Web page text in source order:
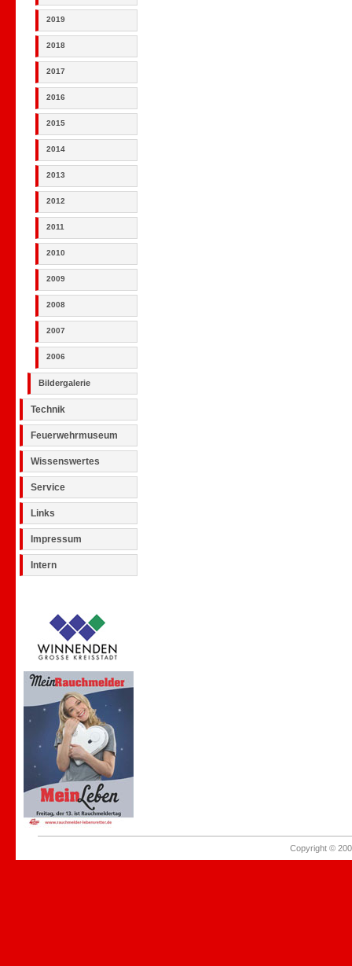
2019
2018
2017
2016
2015
2014
2013
2012
2011
2010
2009
2008
2007
2006
Bildergalerie
Technik
Feuerwehrmuseum
Wissenswertes
Service
Links
Impressum
Intern
Copyright ©